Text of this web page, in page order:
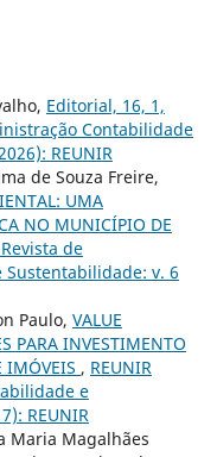
Editorial, 16, 1,
Contabilidade
REUNIR
de Souza Freire,
UMA
NO MUNICÍPIO DE
de
v. 6
Paulo, VALUE
PARA INVESTIMENTO
IMÓVEIS , REUNIR
e
REUNIR
Maria Magalhães